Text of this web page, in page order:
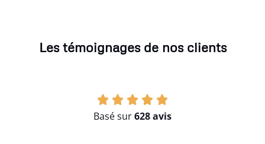
Les témoignages de nos clients
Basé sur628 avis